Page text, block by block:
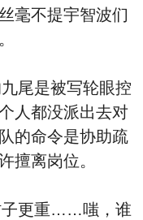
毫不提宇智波们
尾是被写轮眼控
人都没派出去对
的命令是协助疏
擅离岗位。
子更重……嗤，谁